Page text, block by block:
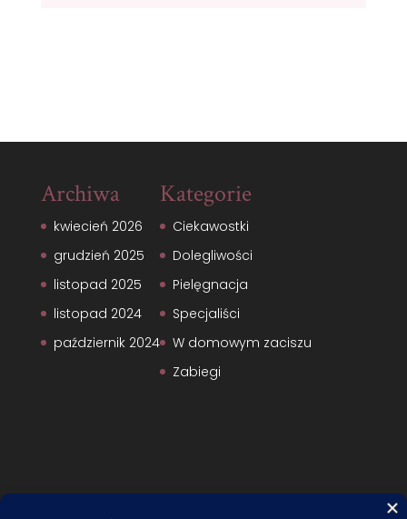
Archiwa
kwiecień 2026
grudzień 2025
listopad 2025
listopad 2024
październik 2024
Kategorie
Ciekawostki
Dolegliwości
Pielęgnacja
Specjaliści
W domowym zaciszu
Zabiegi